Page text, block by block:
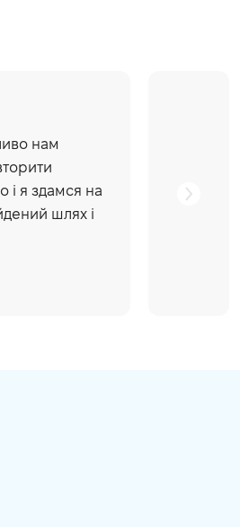
нам
і я здамся на
шлях і